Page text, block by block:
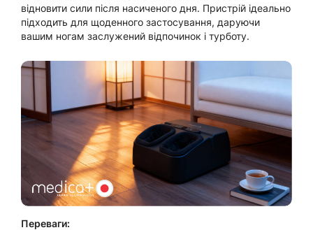
відновити сили після насиченого дня. Пристрій ідеально
підходить для щоденного застосування, даруючи
вашим ногам заслужений відпочинок і турботу.
Переваги: